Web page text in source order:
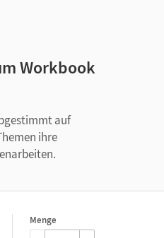
Workbook
auf
ihre
Menge
1